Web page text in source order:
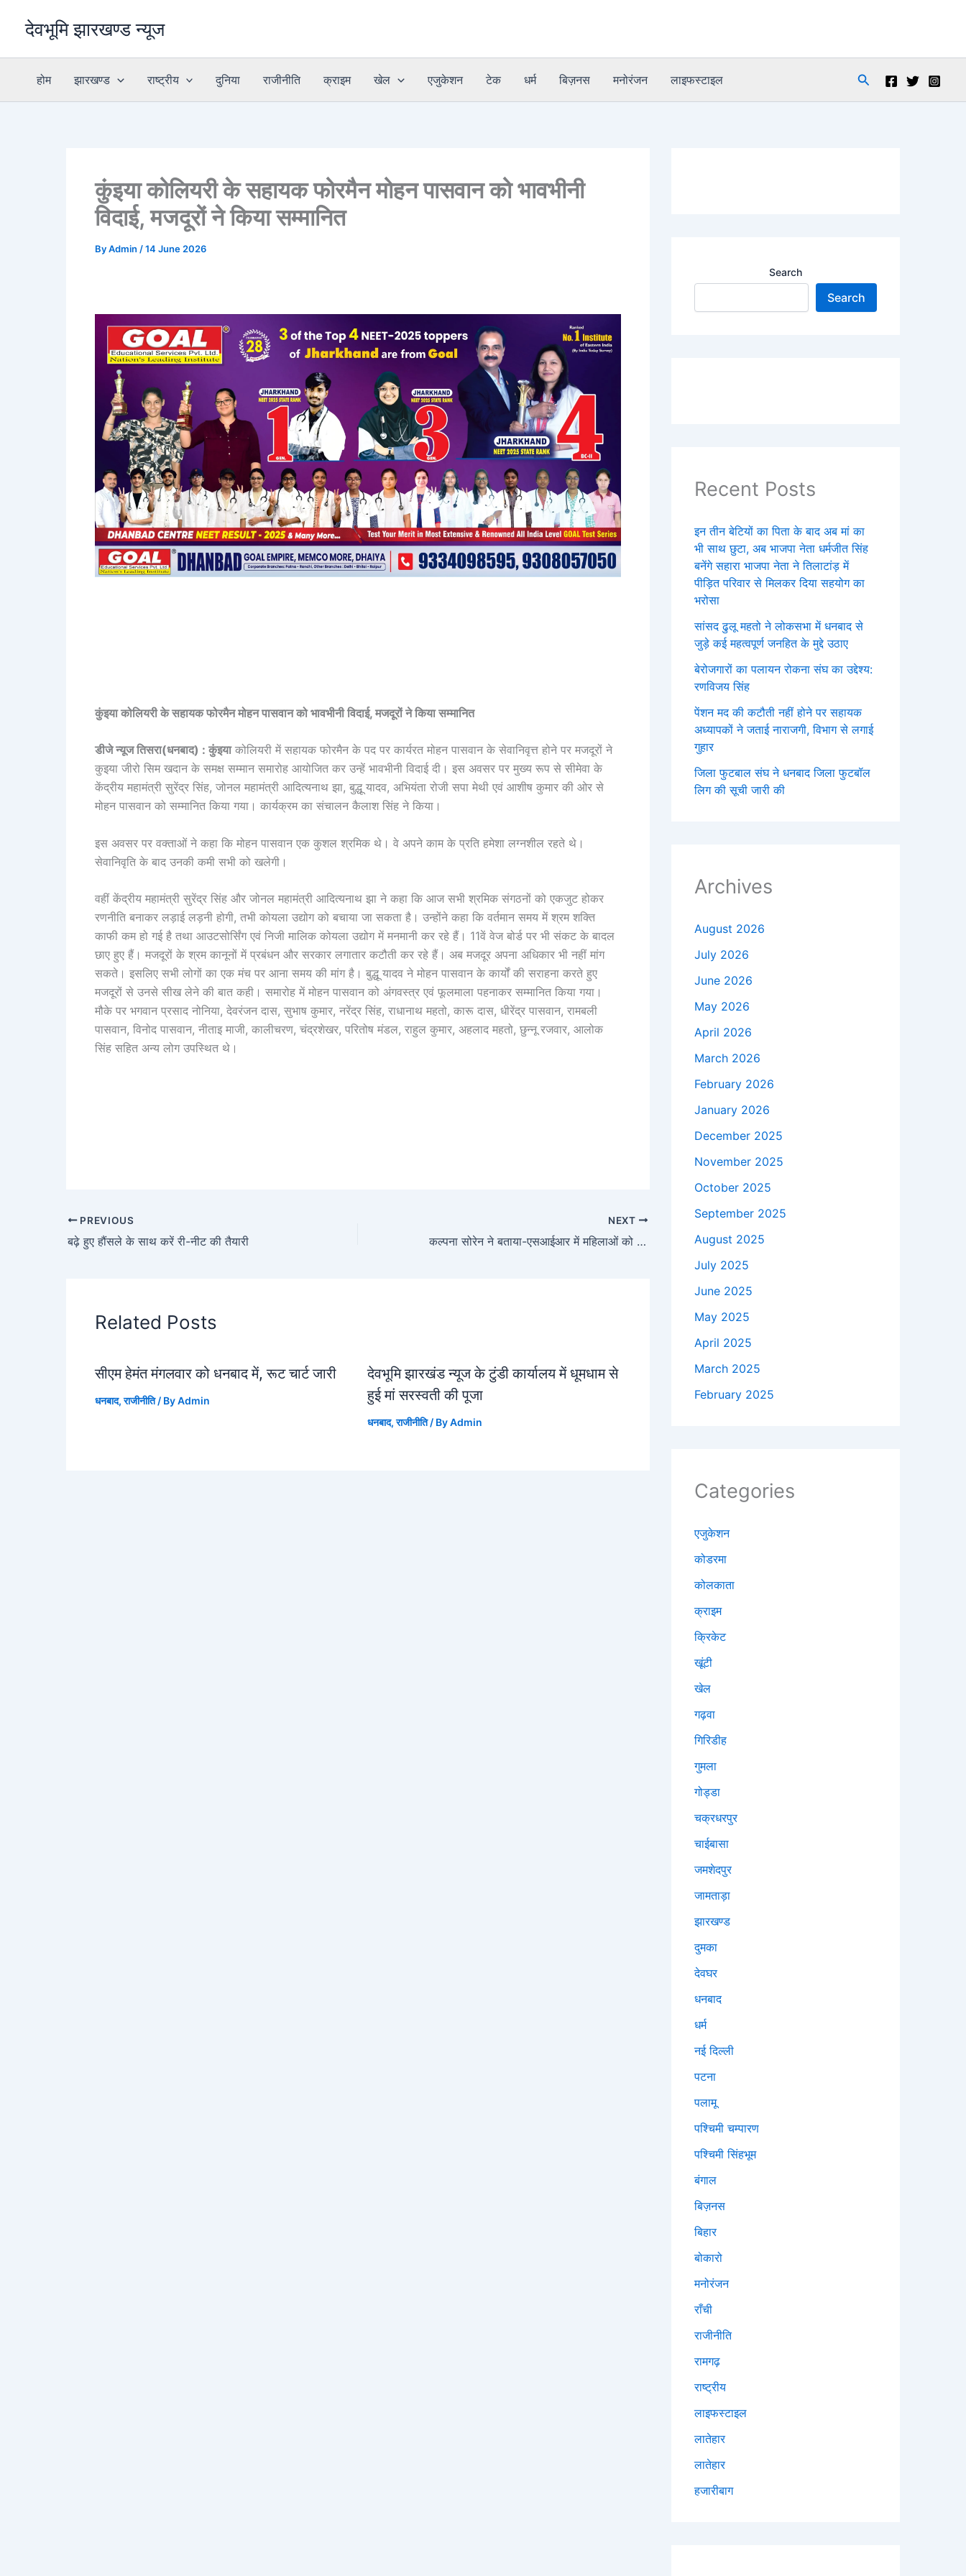
देवभूमि झारखण्ड न्यूज
होम झारखण्ड राष्ट्रीय दुनिया राजीनीति क्राइम खेल एजुकेशन टेक धर्म बिज़नस मनोरंजन लाइफस्टाइल Search
कुंइया कोलियरी के सहायक फोरमैन मोहन पासवान को भावभीनी
विदाई, मजदूरों ने किया सम्मानित
ByAdmin /14 June 2026
कुंइया कोलियरी के सहायक फोरमैन मोहन पासवान को भावभीनी विदाई, मजदूरों ने किया सम्मानित
डीजे न्यूज तिसरा(धनबाद) : कुंइयाकोलियरी में सहायक फोरमैन के पद पर कार्यरत मोहन पासवान के सेवानिवृत्त होने पर मजदूरों ने
कुइया जीरो सिम खदान के समक्ष सम्मान समारोह आयोजित कर उन्हें भावभीनी विदाई दी। इस अवसर पर मुख्य रूप से सीमेवा के
केंद्रीय महामंत्री सुरेंद्र सिंह, जोनल महामंत्री आदित्यनाथ झा, बुद्धू यादव, अभियंता रोजी सपा मेथी एवं आशीष कुमार की ओर से
मोहन पासवान को सम्मानित किया गया। कार्यक्रम का संचालन कैलाश सिंह ने किया।
इस अवसर पर वक्ताओं ने कहा कि मोहन पासवान एक कुशल श्रमिक थे। वे अपने काम के प्रति हमेशा लग्नशील रहते थे।
सेवानिवृति के बाद उनकी कमी सभी को खलेगी।
वहीं केंद्रीय महामंत्री सुरेंद्र सिंह और जोनल महामंत्री आदित्यनाथ झा ने कहा कि आज सभी श्रमिक संगठनों को एकजुट होकर
रणनीति बनाकर लड़ाई लड़नी होगी, तभी कोयला उद्योग को बचाया जा सकता है। उन्होंने कहा कि वर्तमान समय में श्रम शक्ति
काफी कम हो गई है तथा आउटसोर्सिंग एवं निजी मालिक कोयला उद्योग में मनमानी कर रहे हैं। 11वें वेज बोर्ड पर भी संकट के बादल
छाए हुए हैं। मजदूरों के श्रम कानूनों में प्रबंधन और सरकार लगातार कटौती कर रहे हैं। अब मजदूर अपना अधिकार भी नहीं मांग
सकते। इसलिए सभी लोगों का एक मंच पर आना समय की मांग है। बुद्धू यादव ने मोहन पासवान के कार्यों की सराहना करते हुए
मजदूरों से उनसे सीख लेने की बात कही। समारोह में मोहन पासवान को अंगवस्त्र एवं फूलमाला पहनाकर सम्मानित किया गया।
मौके पर भगवान प्रसाद नोनिया, देवरंजन दास, सुभाष कुमार, नरेंद्र सिंह, राधानाथ महतो, कारू दास, धीरेंद्र पासवान, रामबली
पासवान, विनोद पासवान, नीताइ माजी, कालीचरण, चंद्रशेखर, परितोष मंडल, राहुल कुमार, अहलाद महतो, छुन्नू रजवार, आलोक
सिंह सहित अन्य लोग उपस्थित थे।
PREVIOUS
बढ़े हुए हौंसले के साथ करें री-नीट की तैयारी
NEXT
कल्पना सोरेन ने बताया-एसआईआर में महिलाओं को क्यों विशेष ध्यान देना जरूरी
Related Posts
सीएम हेमंत मंगलवार को धनबाद में, रूट चार्ट जारी
धनबाद,राजीनीति/ ByAdmin
देवभूमि झारखंड न्यूज के टुंडी कार्यालय में धूमधाम से
हुई मां सरस्वती की पूजा
धनबाद,राजीनीति/ ByAdmin
Search
Search
Recent Posts
इन तीन बेटियों का पिता के बाद अब मां का
भी साथ छुटा, अब भाजपा नेता धर्मजीत सिंह
बनेंगे सहारा भाजपा नेता ने तिलाटांड़ में
पीड़ित परिवार से मिलकर दिया सहयोग का
भरोसा
सांसद ढुलू महतो ने लोकसभा में धनबाद से
जुड़े कई महत्वपूर्ण जनहित के मुद्दे उठाए
बेरोजगारों का पलायन रोकना संघ का उद्देश्य:
रणविजय सिंह
पेंशन मद की कटौती नहीं होने पर सहायक
अध्यापकों ने जताई नाराजगी, विभाग से लगाई
गुहार
जिला फुटबाल संघ ने धनबाद जिला फुटबॉल
लिग की सूची जारी की
Archives
August 2026
July 2026
June 2026
May 2026
April 2026
March 2026
February 2026
January 2026
December 2025
November 2025
October 2025
September 2025
August 2025
July 2025
June 2025
May 2025
April 2025
March 2025
February 2025
Categories
एजुकेशन
कोडरमा
कोलकाता
क्राइम
क्रिकेट
खूंटी
खेल
गढ़वा
गिरिडीह
गुमला
गोड्डा
चक्रधरपुर
चाईबासा
जमशेदपुर
जामताड़ा
झारखण्ड
दुमका
देवघर
धनबाद
धर्म
नई दिल्ली
पटना
पलामू
पश्चिमी चम्पारण
पश्चिमी सिंहभूम
बंगाल
बिज़नस
बिहार
बोकारो
मनोरंजन
राँची
राजीनीति
रामगढ़
राष्ट्रीय
लाइफस्टाइल
लातेहार
लातेहार
हजारीबाग